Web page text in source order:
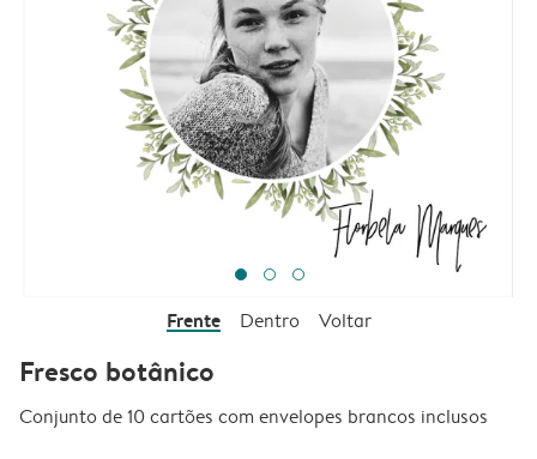
Frente Dentro Voltar
Fresco botânico
Conjunto de 10 cartões com envelopes brancos inclusos